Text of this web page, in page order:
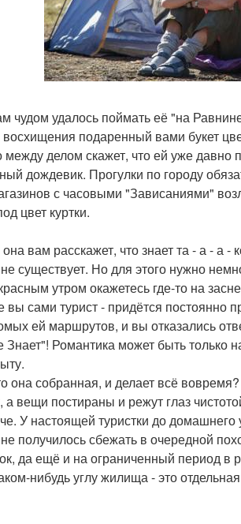
чудом удалось поймать её "на
подаренный вами букет
делом скажет, что ей уже давно
дождевик. Прогулки по городу
с часовыми "Зависаниями"
цвет куртки.
вам расскажет, что знает та - а - а
существует. Но для этого нужно
утром окажетесь где-то на
вы сами турист - придётся постоянно
ей маршрутов, и вы отказались
Романтика может быть только
она собранная, и делает всё
а вещи постираны и режут глаз
У настоящей туристки до
получилось сбежать в очередной
да ещё и на ограниченный период
нибудь углу жилища - это